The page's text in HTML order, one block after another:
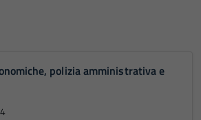
polizia amministrativa e